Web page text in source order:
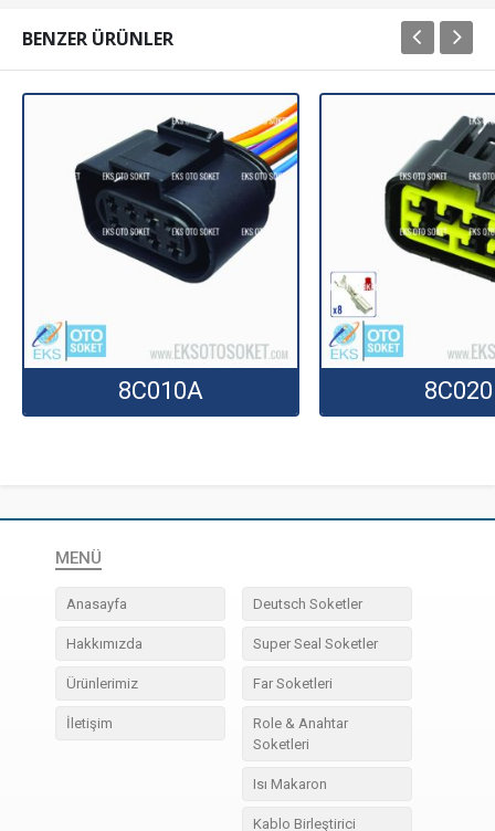
BENZER ÜRÜNLER
8C010A 8C020
MENÜ
Anasayfa
Hakkımızda
Ürünlerimiz
İletişim
Deutsch Soketler
Super Seal Soketler
Far Soketleri
Role & Anahtar
Soketleri
Isı Makaron
Kablo Birleştirici